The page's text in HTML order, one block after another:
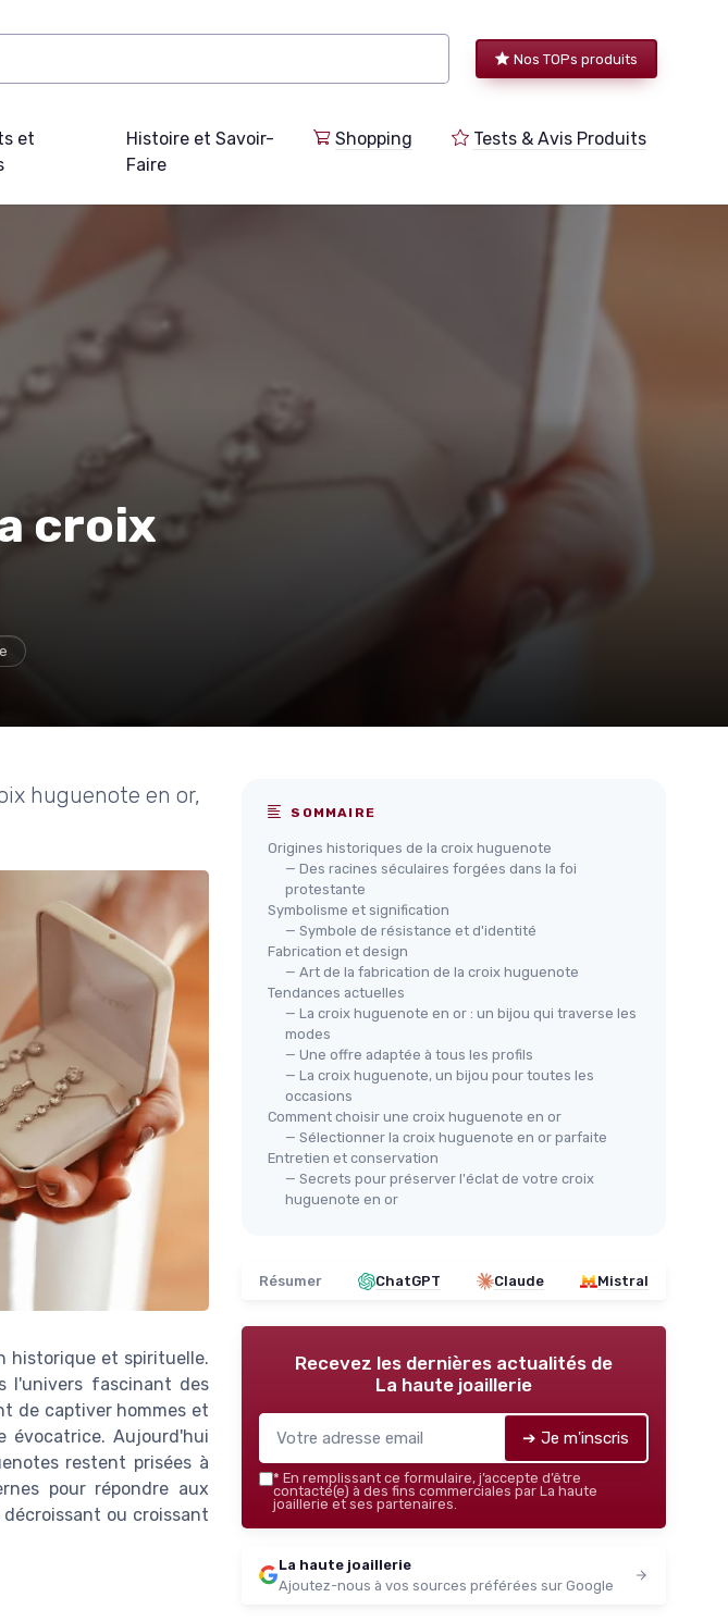
Nos TOPs produits
et
Histoire et Savoir-
Faire
Shopping Tests & Avis Produits
croix
huguenote en or,
historique et spirituelle.
l'univers fascinant des
de captiver hommes et
évocatrice. Aujourd'hui
restent prisées à
pour répondre aux
ou croissant
SOMMAIRE
Origines historiques de la croix huguenote
— Des racines séculaires forgées dans la foi
protestante
Symbolisme et signification
— Symbole de résistance et d'identité
Fabrication et design
— Art de la fabrication de la croix huguenote
Tendances actuelles
— La croix huguenote en or : un bijou qui traverse les
modes
— Une offre adaptée à tous les profils
— La croix huguenote, un bijou pour toutes les
occasions
Comment choisir une croix huguenote en or
— Sélectionner la croix huguenote en or parfaite
Entretien et conservation
— Secrets pour préserver l'éclat de votre croix
huguenote en or
Résumer ChatGPT Claude Mistral
Recevez les dernières actualités de
La haute joaillerie
➔ Je m'inscris
* En remplissant ce formulaire, j’accepte d’être
contacté(e) à des fins commerciales par La haute
joaillerie et ses partenaires.
La haute joaillerie
Ajoutez-nous à vos sources préférées sur Google